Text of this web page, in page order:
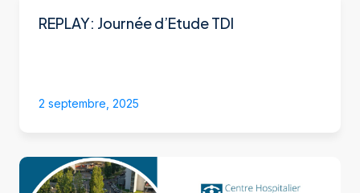
REPLAY: Journée d’Etude TDI
2 septembre, 2025